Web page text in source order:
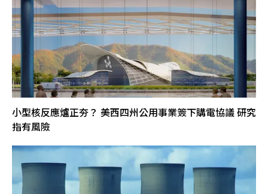
小型核反應爐正夯？ 美西四州公用事業簽下購電協議 研究
指有風險